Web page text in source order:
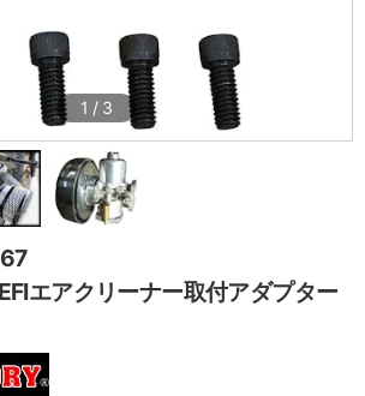
1 / 3
エアクリーナー取付アダプター